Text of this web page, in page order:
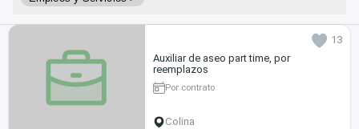
13
Auxiliar de aseo part time, por
reemplazos
Por contrato
Colina